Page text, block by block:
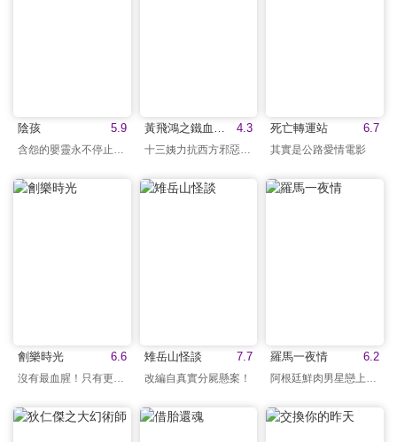
5.9
陰孩
含怨的嬰靈永不停止復仇
4.3
黃飛鴻之鐵血十三姨
十三姨力抗西方邪惡勢力
6.7
死亡轉運站
其實是公路愛情電影
6.6
劊樂時光 7.7
雉岳山怪談
改編自真實分屍懸案！
6.2
羅馬一夜情